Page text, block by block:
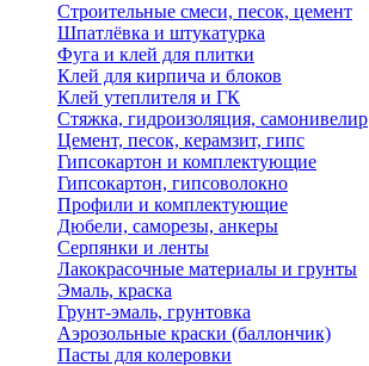
Строительные смеси, песок, цемент
Шпатлёвка и штукатурка
Фуга и клей для плитки
Клей для кирпича и блоков
Клей утеплителя и ГК
Стяжка, гидроизоляция, самонивелир
Цемент, песок, керамзит, гипс
Гипсокартон и комплектующие
Гипсокартон, гипсоволокно
Профили и комплектующие
Дюбели, саморезы, анкеры
Серпянки и ленты
Лакокрасочные материалы и грунты
Эмаль, краска
Грунт-эмаль, грунтовка
Аэрозольные краски (баллончик)
Пасты для колеровки